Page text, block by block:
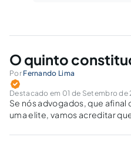
O quinto
Por Fernando Lima
Destacado em 01 de Setembro
Se nós advogados, que afinal
uma elite, vamos acreditar
candidatos ao desembargo,